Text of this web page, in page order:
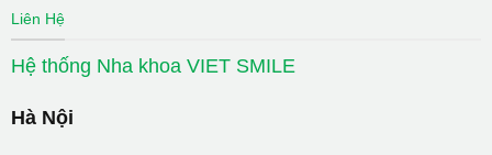
Liên Hệ
Hệ thống Nha khoa VIET SMILE
Hà Nội